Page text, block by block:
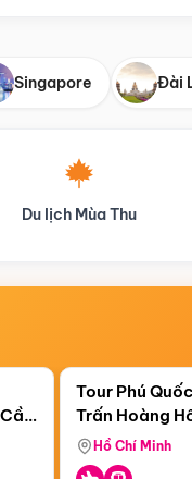
Singapore Đài
Du lịch
Còn08 ngày
Tour Phú
Trấn Hoàng
Vinwonders -
Hồ Chí Minh